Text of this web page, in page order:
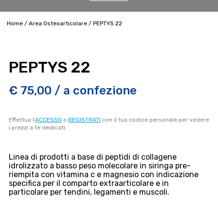
Home / Area Osteoarticolare / PEPTYS 22
PEPTYS 22
€ 75,00 / a confezione
Effettua l’ACCESSO o REGISTRATI con il tuo codice personale per vedere
i prezzi a te dedicati.
Linea di prodotti a base di peptidi di collagene
idrolizzato a basso peso molecolare in siringa pre-
riempita con vitamina c e magnesio con indicazione
specifica per il comparto extraarticolare e in
particolare per tendini, legamenti e muscoli.